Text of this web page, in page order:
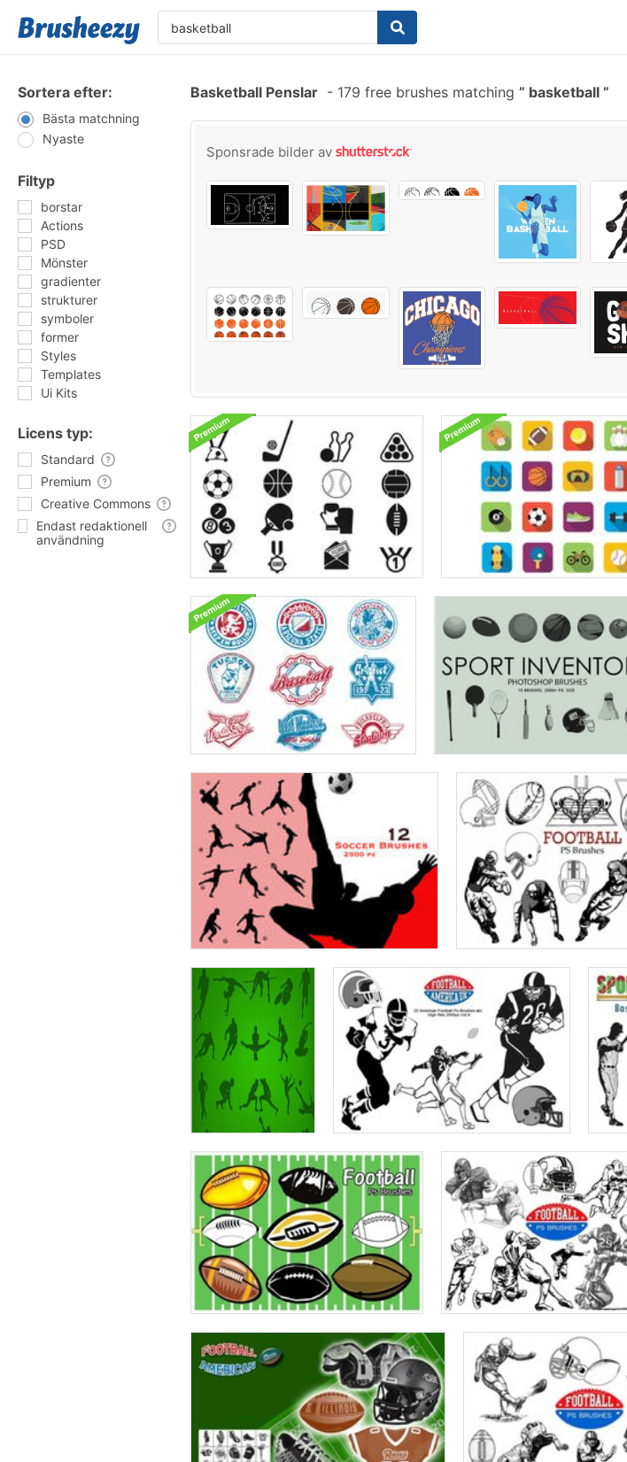
Sortera efter:
Bästa matchning
Nyaste
Filtyp
borstar
Actions
PSD
Mönster
gradienter
strukturer
symboler
former
Styles
Templates
Ui Kits
Licens typ:
Standard
Premium
Creative Commons
Endast redaktionell
användning
Basketball Penslar - 179 free brushes matching basketball
Sponsrade bilder av